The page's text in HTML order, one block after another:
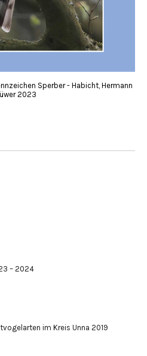
Sperber - Habicht, Hermann
2023
– 2024
im Kreis Unna 2019